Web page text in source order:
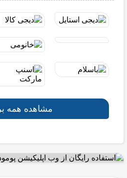
مشاهده همه